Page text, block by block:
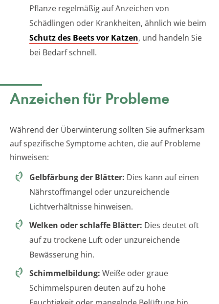
Pflanze regelmäßig auf Anzeichen von
Schädlingen oder Krankheiten, ähnlich wie beim
Schutz des Beets vor Katzen, und handeln Sie
bei Bedarf schnell.
Anzeichen für Probleme
Während der Überwinterung sollten Sie aufmerksam
auf spezifische Symptome achten, die auf Probleme
hinweisen:
Gelbfärbung der Blätter: Dies kann auf einen
Nährstoffmangel oder unzureichende
Lichtverhältnisse hinweisen.
Welken oder schlaffe Blätter: Dies deutet oft
auf zu trockene Luft oder unzureichende
Bewässerung hin.
Schimmelbildung: Weiße oder graue
Schimmelspuren deuten auf zu hohe